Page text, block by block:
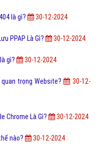
là gì? 30-12-2024
PPAP Là Gì? 30-12-2024
gì? 30-12-2024
quan trọng Website?
30-12-
Chrome Là Gì? 30-12-2024
nào? 30-12-2024